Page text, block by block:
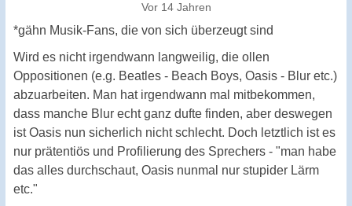
Vor 14 Jahren
*gähn Musik-Fans, die von sich überzeugt sind
Wird es nicht irgendwann langweilig, die ollen
Oppositionen (e.g. Beatles - Beach Boys, Oasis - Blur etc.)
abzuarbeiten. Man hat irgendwann mal mitbekommen,
dass manche Blur echt ganz dufte finden, aber deswegen
ist Oasis nun sicherlich nicht schlecht. Doch letztlich ist es
nur prätentiös und Profilierung des Sprechers - "man habe
das alles durchschaut, Oasis nunmal nur stupider Lärm
etc."